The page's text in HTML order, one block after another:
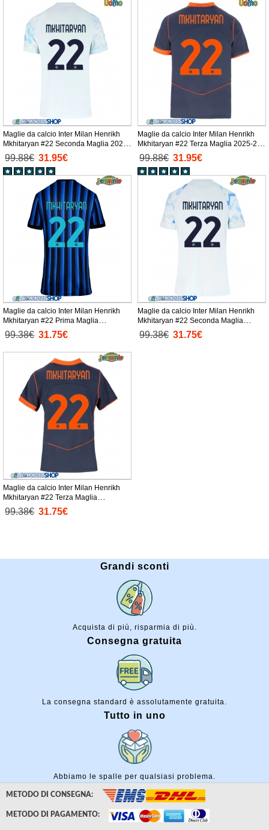
Maglie da calcio Inter Milan Henrikh
Mkhitaryan #22 Seconda Maglia 2025-
26 Manica Corta
99.88€ 31.95€
Maglie da calcio Inter Milan Henrikh
Mkhitaryan #22 Terza Maglia 2025-26
Manica Corta
99.88€ 31.95€
Maglie da calcio Inter Milan Henrikh
Mkhitaryan #22 Prima Maglia
Femminile 2025-26 Manica Corta
99.38€ 31.75€
Maglie da calcio Inter Milan Henrikh
Mkhitaryan #22 Seconda Maglia
Femminile 2025-26 Manica Corta
99.38€ 31.75€
Maglie da calcio Inter Milan Henrikh
Mkhitaryan #22 Terza Maglia
Femminile 2025-26 Manica Corta
99.38€ 31.75€
Grandi sconti
Acquista di più, risparmia di più.
Consegna gratuita
La consegna standard è assolutamente gratuita.
Tutto in uno
Abbiamo le spalle per qualsiasi problema.
METODO DI CONSEGNA:
METODO DI PAGAMENTO: